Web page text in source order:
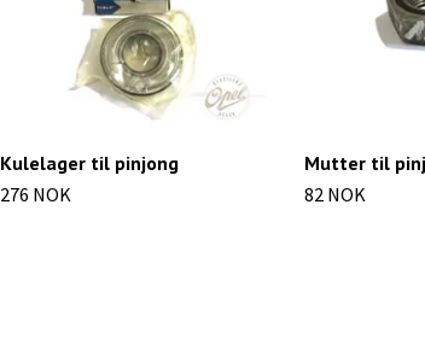
Kulelager til pinjong
276 NOK
Mutter til
82 NOK